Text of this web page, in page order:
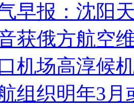
早报：沈阳
获俄方航空
机场高淳候
组织明年3月